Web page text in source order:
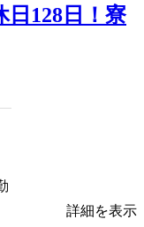
128日！寮
詳細を表示